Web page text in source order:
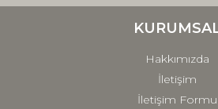
Ürün fiyatı diğer sitelerden daha pahalı.
Hakkımızda
İletişim
İletişim Formu